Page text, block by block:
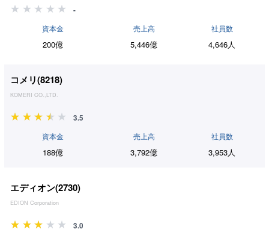
-
資本金
200億
売上高
5,446億
社員数
4,646人
コメリ(8218)
KOMERI CO.,LTD.
3.5
資本金
188億
売上高
3,792億
社員数
3,953人
エディオン(2730)
EDION Corporation
3.0